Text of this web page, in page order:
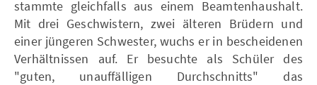
stammte gleichfalls aus einem Beamtenhaushalt.
Mit drei Geschwistern, zwei älteren Brüdern und
einer jüngeren Schwester, wuchs er in bescheidenen
Verhältnissen auf. Er besuchte als Schüler des
"guten, unauffälligen Durchschnitts" das